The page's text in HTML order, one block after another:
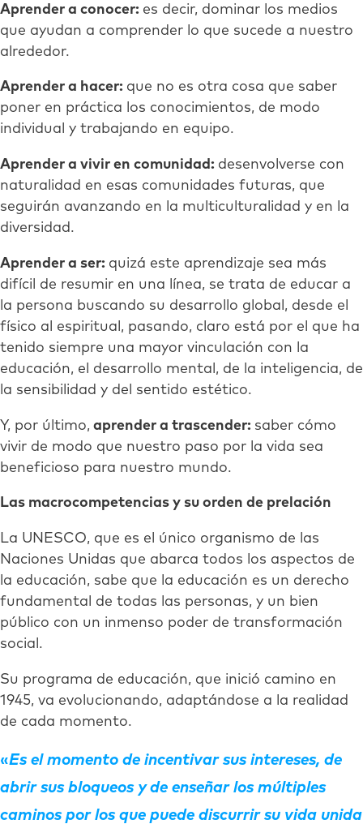
Aprender a conocer: es decir, dominar los medios
que ayudan a comprender lo que sucede a nuestro
alrededor.
Aprender a hacer: que no es otra cosa que saber
poner en práctica los conocimientos, de modo
individual y trabajando en equipo.
Aprender a vivir en comunidad: desenvolverse con
naturalidad en esas comunidades futuras, que
seguirán avanzando en la multiculturalidad y en la
diversidad.
Aprender a ser: quizá este aprendizaje sea más
difícil de resumir en una línea, se trata de educar a
la persona buscando su desarrollo global, desde el
físico al espiritual, pasando, claro está por el que ha
tenido siempre una mayor vinculación con la
educación, el desarrollo mental, de la inteligencia, de
la sensibilidad y del sentido estético.
Y, por último, aprender a trascender: saber cómo
vivir de modo que nuestro paso por la vida sea
beneficioso para nuestro mundo.
Las macrocompetencias y su orden de prelación
La UNESCO, que es el único organismo de las
Naciones Unidas que abarca todos los aspectos de
la educación, sabe que la educación es un derecho
fundamental de todas las personas, y un bien
público con un inmenso poder de transformación
social.
Su programa de educación, que inició camino en
1945, va evolucionando, adaptándose a la realidad
de cada momento.
Es el momento de incentivar sus intereses, de
abrir sus bloqueos y de enseñar los múltiples
caminos por los que puede discurrir su vida unida